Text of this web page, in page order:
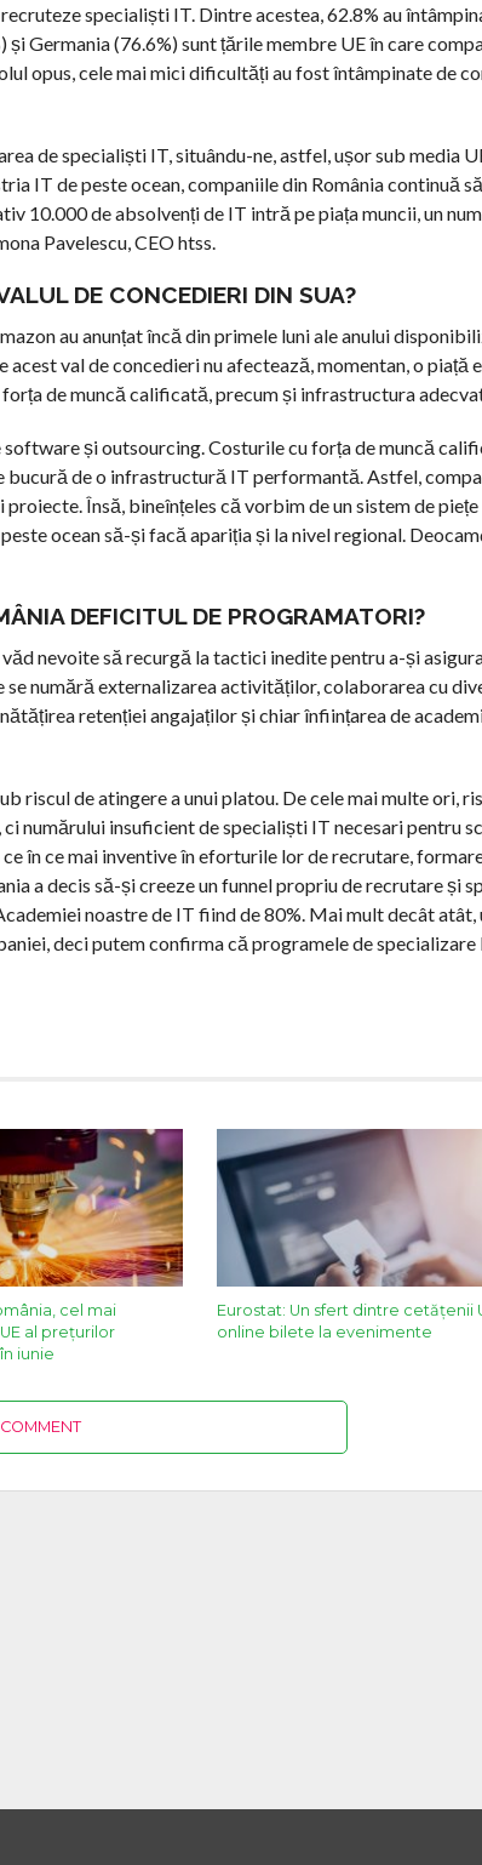
specialiști IT. Dintre acestea, 62.8% au
Germania (76.6%) sunt țările membre UE în care
opus, cele mai mici dificultăți au fost întâmpinate de
de specialiști IT, situându-ne, astfel, ușor sub media
IT de peste ocean, companiile din România continuă
10.000 de absolvenți de IT intră pe piața muncii, un
Pavelescu, CEO htss.
DE CONCEDIERI DIN SUA?
au anunțat încă din primele luni ale anului
val de concedieri nu afectează, momentan, o piață
de muncă calificată, precum și infrastructura
și outsourcing. Costurile cu forța de muncă
bucură de o infrastructură IT performantă. Astfel,
Însă, bineînțeles că vorbim de un sistem de piețe
ocean să-și facă apariția și la nivel regional.
DEFICITUL DE PROGRAMATORI?
nevoite să recurgă la tactici inedite pentru a-și
numără externalizarea activităților, colaborarea cu
retenției angajaților și chiar înființarea de
riscul de atingere a unui platou. De cele mai multe ori,
numărului insuficient de specialiști IT necesari pentru
în ce mai inventive în eforturile lor de recrutare,
a decis să-și creeze un funnel propriu de recrutare și
noastre de IT fiind de 80%. Mai mult decât atât,
deci putem confirma că programele de specializare
cel mai
al prețurilor
iunie
Eurostat: Un sfert dintre cetățenii
online bilete la evenimente